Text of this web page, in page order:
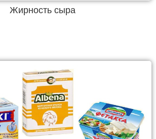
Жирность сыра